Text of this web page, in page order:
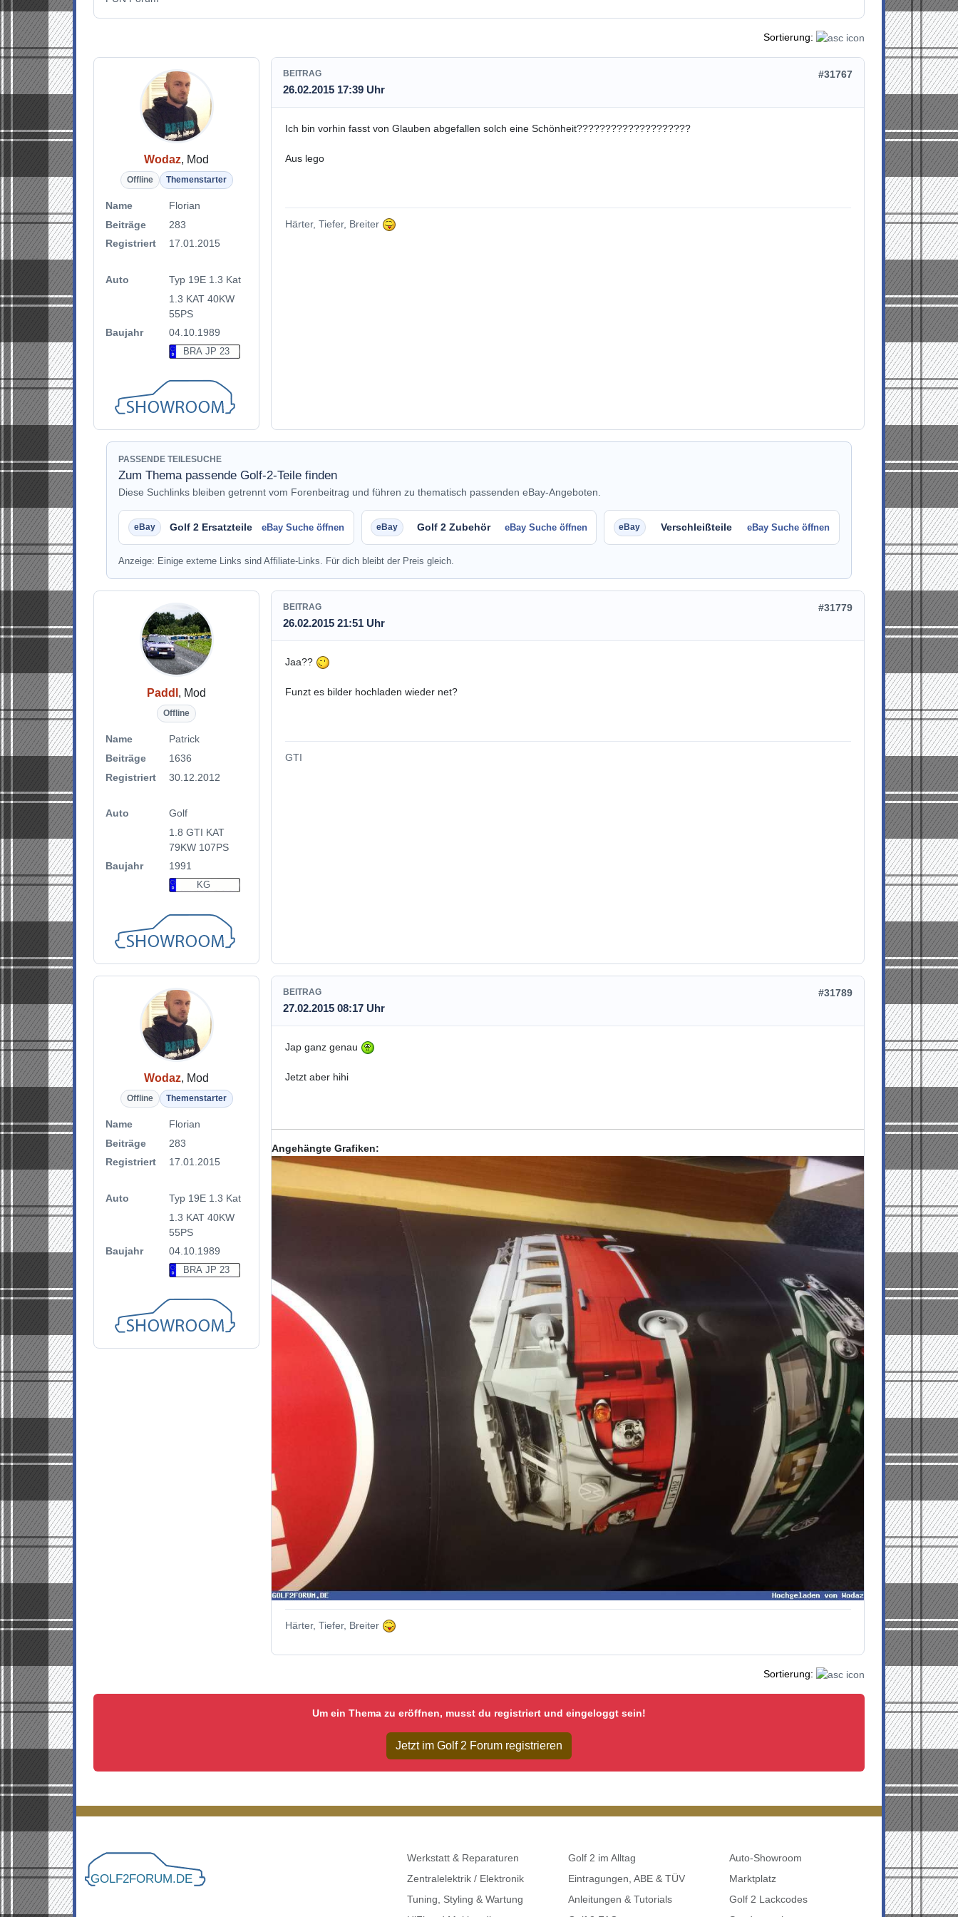
Sortierung:
Wodaz, Mod
Offline Themenstarter
Name
Florian
Beiträge
283
Registriert
17.01.2015
Auto
Typ 19E 1.3 Kat
1.3 KAT 40KW
55PS
Baujahr
04.10.1989
BRA JP 23
BEITRAG
26.02.2015 17:39 Uhr
#31767
Ich bin vorhin fasst von Glauben abgefallen solch eine Schönheit????????????????????
Aus lego
Härter, Tiefer, Breiter
PASSENDE TEILESUCHE
Zum Thema passende Golf-2-Teile finden
Diese Suchlinks bleiben getrennt vom Forenbeitrag und führen zu thematisch passenden eBay-Angeboten.
Golf 2 Ersatzteile eBay Suche öffnen Golf 2 Zubehör eBay Suche öffnen Verschleißteile eBay Suche öffnen
Anzeige: Einige externe Links sind Affiliate-Links. Für dich bleibt der Preis gleich.
Paddl , Mod
Offline
Name
Patrick
Beiträge
1636
Registriert
30.12.2012
Auto
Golf
1.8 GTI KAT
79KW 107PS
Baujahr
1991
KG
BEITRAG
26.02.2015 21:51 Uhr
#31779
Jaa??
Funzt es bilder hochladen wieder net?
GTI
Wodaz, Mod
Offline Themenstarter
Name
Florian
Beiträge
283
Registriert
17.01.2015
Auto
Typ 19E 1.3 Kat
1.3 KAT 40KW
55PS
Baujahr
04.10.1989
BRA JP 23
BEITRAG
27.02.2015 08:17 Uhr
#31789
Jap ganz genau
Jetzt aber hihi
Angehängte Grafiken:
Härter, Tiefer, Breiter
Sortierung:
Um ein Thema zu eröffnen, musst du registriert und eingeloggt sein!
Jetzt im Golf 2 Forum registrieren
Werkstatt & Reparaturen
Zentralelektrik / Elektronik
Tuning, Styling & Wartung
Golf 2 im Alltag
Eintragungen, ABE & TÜV
Anleitungen & Tutorials
Auto-Showroom
Marktplatz
Golf 2 Lackcodes